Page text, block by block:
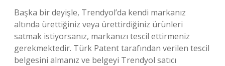
Başka bir deyişle, Trendyol’da kendi markanız
altında ürettiğiniz veya ürettirdiğiniz ürünleri
satmak istiyorsanız, markanızı tescil ettirmeniz
gerekmektedir. Türk Patent tarafından verilen tescil
belgesini almanız ve belgeyi Trendyol satıcı